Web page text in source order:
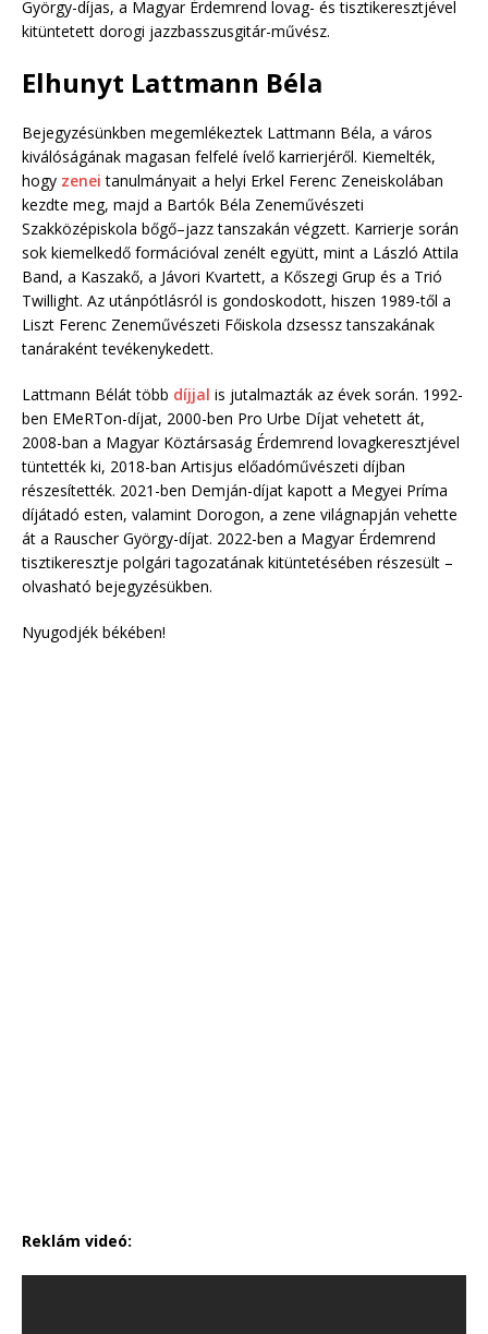
György-díjas, a Magyar Érdemrend lovag- és tisztikeresztjével
kitüntetett dorogi jazzbasszusgitár-művész.
Elhunyt Lattmann Béla
Bejegyzésünkben megemlékeztek Lattmann Béla, a város
kiválóságának magasan felfelé ívelő karrierjéről. Kiemelték,
hogy zeneitanulmányait a helyi Erkel Ferenc Zeneiskolában
kezdte meg, majd a Bartók Béla Zeneművészeti
Szakközépiskola bőgő–jazz tanszakán végzett. Karrierje során
sok kiemelkedő formációval zenélt együtt, mint a László Attila
Band, a Kaszakő, a Jávori Kvartett, a Kőszegi Grup és a Trió
Twillight. Az utánpótlásról is gondoskodott, hiszen 1989-től a
Liszt Ferenc Zeneművészeti Főiskola dzsessz tanszakának
tanáraként tevékenykedett.
Lattmann Bélát több díjjal is jutalmazták az évek során. 1992-
ben EMeRTon-díjat, 2000-ben Pro Urbe Díjat vehetett át,
2008-ban a Magyar Köztársaság Érdemrend lovagkeresztjével
tüntették ki, 2018-ban Artisjus előadóművészeti díjban
részesítették. 2021-ben Demján-díjat kapott a Megyei Príma
díjátadó esten, valamint Dorogon, a zene világnapján vehette
át a Rauscher György-díjat. 2022-ben a Magyar Érdemrend
tisztikeresztje polgári tagozatának kitüntetésében részesült –
olvasható bejegyzésükben.
Nyugodjék békében!
Reklám videó: